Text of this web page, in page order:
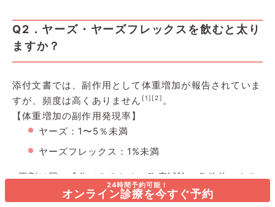
24時間予約可能！
オンライン診療を今すぐ予約
Q2．ヤーズ・ヤーズフレックスを飲むと太り
ますか？
添付文書では、副作用として体重増加が報告されていま
すが、頻度は高くありません [1] [2] 。
【体重増加の副作用発現率】
ヤーズ：1〜5％未満
ヤーズフレックス：1%未満
※両剤は同一成分であるため、臨床試験の条件差による
数値の違いであり、薬剤そのものの太りやすさに差があ